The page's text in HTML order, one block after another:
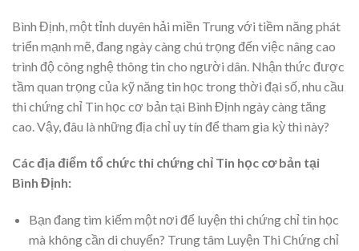
Bình Định, một tỉnh duyên hải miền Trung với tiềm năng phát
triển mạnh mẽ, đang ngày càng chú trọng đến việc nâng cao
trình độ công nghệ thông tin cho người dân. Nhận thức được
tầm quan trọng của kỹ năng tin học trong thời đại số, nhu cầu
thi chứng chỉ Tin học cơ bản tại Bình Định ngày càng tăng
cao. Vậy, đâu là những địa chỉ uy tín để tham gia kỳ thi này?
Các địa điểm tổ chức thi chứng chỉ Tin học cơ bản tại
Bình Định:
Bạn đang tìm kiếm một nơi để luyện thi chứng chỉ tin học
mà không cần di chuyển? Trung tâm Luyện Thi Chứng chỉ